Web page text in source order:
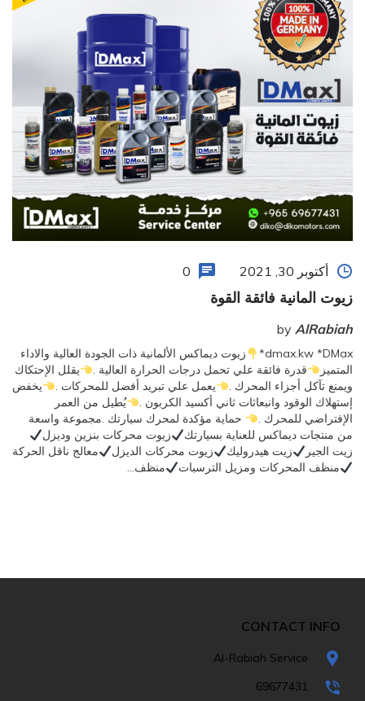
أكتوبر 30, 2021 0
زيوت المانية فائقة القوة
by AlRabiah
dmax.kw *DMax*
زيوت ديماكس الألمانية ذات الجودة العالية والاداء
المتميز
قدرة فائقة علي تحمل درجات الحرارة العالية .
يقلل الإحتكاك
ويمنع تآكل أجزاء المحرك .
يعمل علي تبريد أفضل للمحركات .
يخفض
إستهلاك الوقود وانبعاثات ثاني أكسيد الكربون .
يُطيل من العمر
الإفتراضي للمحرك .
حماية مؤكدة لمحرك سيارتك .مجموعة واسعة
من منتجات ديماكس للعناية بسيارتك
زيوت محركات بنزين وديزل
زيت الجير
زيت هيدروليك زيوت محركات الديزل
معالج ناقل الحركة
منظف المحركات ومزيل الترسبات
منظف…
CONTACT INFO
Al-Rabiah Service
69677431